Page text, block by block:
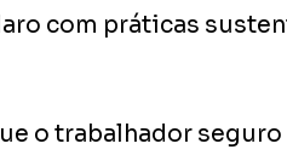
com práticas
o trabalhador